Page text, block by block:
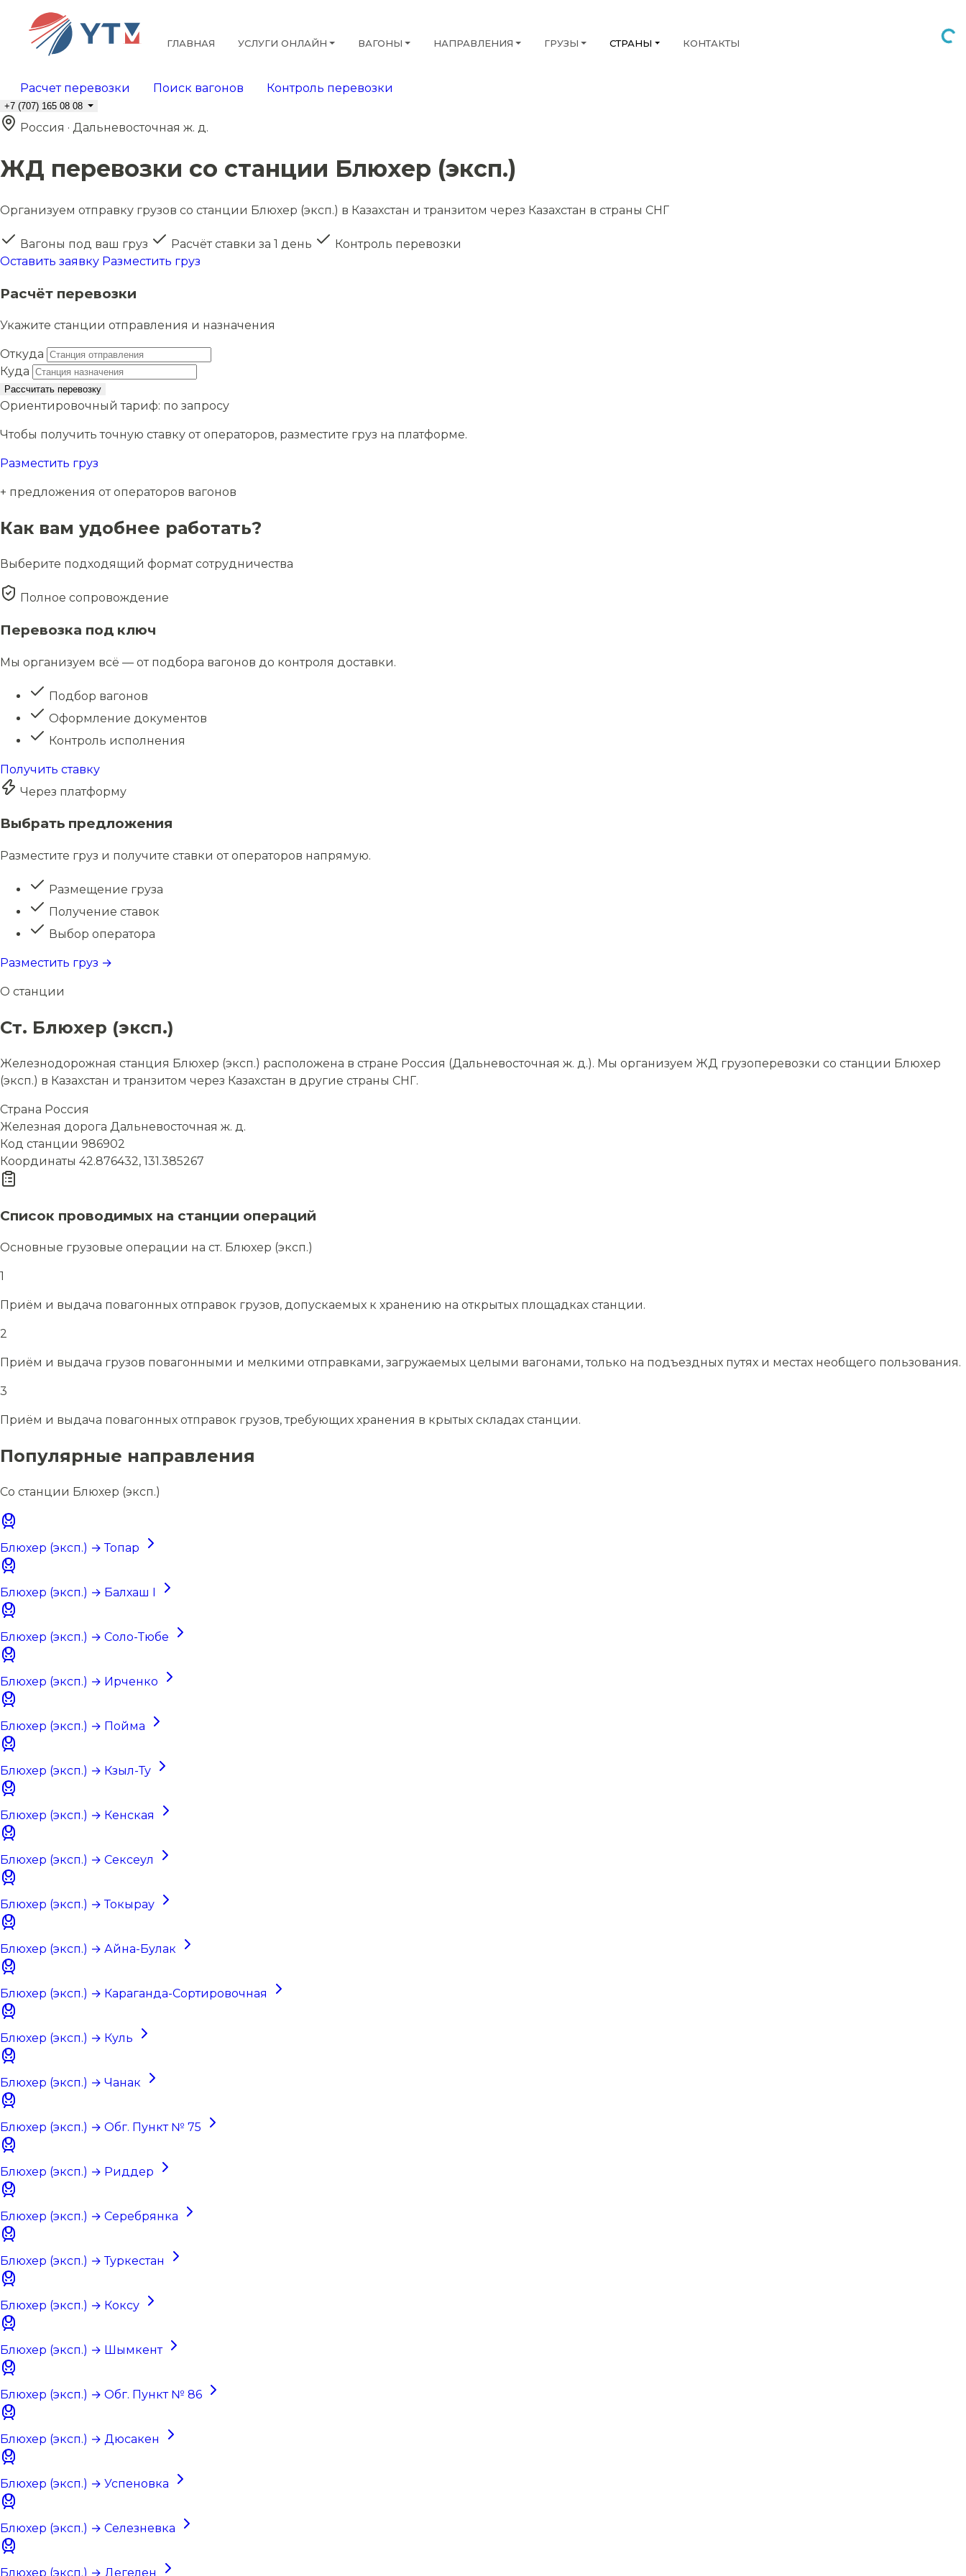
ГЛАВНАЯ УСЛУГИ ОНЛАЙН ВАГОНЫ НАПРАВЛЕНИЯ ГРУЗЫ СТРАНЫ КОНТАКТЫ
Расчет перевозки Поиск вагонов Контроль перевозки
+7 (707) 165 08 08
Россия · Дальневосточная ж. д.
ЖД перевозки со станции Блюхер (эксп.)
Организуем отправку грузов со станции Блюхер (эксп.) в Казахстан и транзитом через Казахстан в страны СНГ
Вагоны под ваш груз Расчёт ставки за 1 день
Контроль перевозки
Оставить заявку Разместить груз
Расчёт перевозки
Укажите станции отправления и назначения
Откуда
Куда
Рассчитать перевозку
Ориентировочный тариф: по запросу
Чтобы получить точную ставку от операторов, разместите груз на платформе.
Разместить груз
+ предложения от операторов вагонов
Как вам удобнее работать?
Выберите подходящий формат сотрудничества
Полное сопровождение
Перевозка под ключ
Мы организуем всё — от подбора вагонов до контроля доставки.
Подбор вагонов
Оформление документов
Контроль исполнения
Получить ставку
Через платформу
Выбрать предложения
Разместите груз и получите ставки от операторов напрямую.
Размещение груза
Получение ставок
Выбор оператора
Разместить груз →
О станции
Ст. Блюхер (эксп.)
Железнодорожная станция Блюхер (эксп.) расположена в стране Россия (Дальневосточная ж. д.). Мы организуем ЖД грузоперевозки со станции Блюхер
(эксп.) в Казахстан и транзитом через Казахстан в другие страны СНГ.
Страна Россия
Железная дорога Дальневосточная ж. д.
Код станции 986902
Координаты 42.876432, 131.385267
Список проводимых на станции операций
Основные грузовые операции на ст. Блюхер (эксп.)
1
Приём и выдача повагонных отправок грузов, допускаемых к хранению на открытых площадках станции.
2
Приём и выдача грузов повагонными и мелкими отправками, загружаемых целыми вагонами, только на подъездных путях и местах необщего пользования.
3
Приём и выдача повагонных отправок грузов, требующих хранения в крытых складах станции.
Популярные направления
Со станции Блюхер (эксп.)
Блюхер (эксп.) → Топар
Блюхер (эксп.) → Балхаш I
Блюхер (эксп.) → Соло-Тюбе
Блюхер (эксп.) → Ирченко
Блюхер (эксп.) → Пойма
Блюхер (эксп.) → Кзыл-Ту
Блюхер (эксп.) → Кенская
Блюхер (эксп.) → Сексеул
Блюхер (эксп.) → Токырау
Блюхер (эксп.) → Айна-Булак
Блюхер (эксп.) → Караганда-Сортировочная
Блюхер (эксп.) → Куль
Блюхер (эксп.) → Чанак
Блюхер (эксп.) → Обг. Пункт № 75
Блюхер (эксп.) → Риддер
Блюхер (эксп.) → Серебрянка
Блюхер (эксп.) → Туркестан
Блюхер (эксп.) → Коксу
Блюхер (эксп.) → Шымкент
Блюхер (эксп.) → Обг. Пункт № 86
Блюхер (эксп.) → Дюсакен
Блюхер (эксп.) → Успеновка
Блюхер (эксп.) → Селезневка
Блюхер (эксп.) → Дегелен